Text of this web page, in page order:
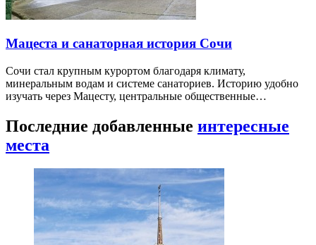
Мацеста и санаторная история Сочи
Сочи стал крупным курортом благодаря климату,
минеральным водам и системе санаториев. Историю удобно
изучать через Мацесту, центральные общественные…
Последние добавленные интересные
места